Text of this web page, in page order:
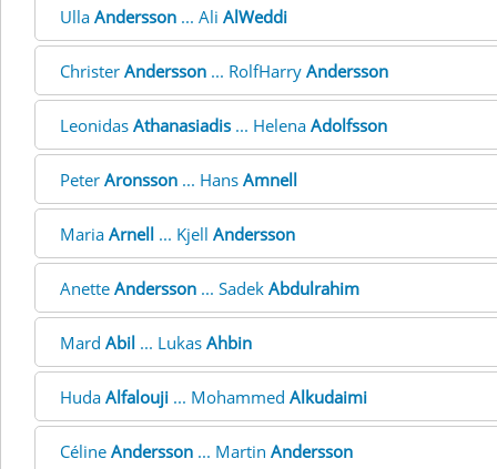
Ulla Andersson ... Ali AlWeddi
Christer Andersson ... RolfHarry Andersson
Leonidas Athanasiadis ... Helena Adolfsson
Peter Aronsson ... Hans Amnell
Maria Arnell ... Kjell Andersson
Anette Andersson ... Sadek Abdulrahim
Mard Abil ... Lukas Ahbin
Huda Alfalouji ... Mohammed Alkudaimi
Céline Andersson ... Martin Andersson